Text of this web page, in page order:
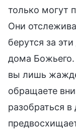
только могут
Они
берутся за
дома
вы лишь
обращаете
разобраться